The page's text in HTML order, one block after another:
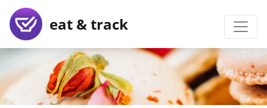
eat & track